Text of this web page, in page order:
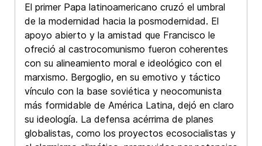
El primer Papa latinoamericano cruzó el umbral
de la modernidad hacia la posmodernidad. El
apoyo abierto y la amistad que Francisco le
ofreció al castrocomunismo fueron coherentes
con su alineamiento moral e ideológico con el
marxismo. Bergoglio, en su emotivo y táctico
vínculo con la base soviética y neocomunista
más formidable de América Latina, dejó en claro
su ideología. La defensa acérrima de planes
globalistas, como los proyectos ecosocialistas y